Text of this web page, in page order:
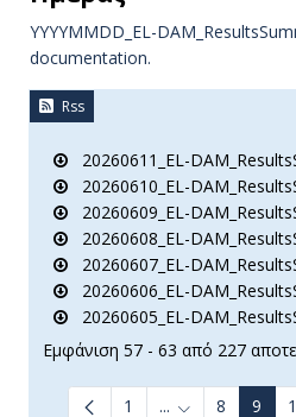
YYYYMMDD_EL-
documentation.
Rss
20260611_EL-
20260610_EL-
20260609_EL-
20260608_EL-
20260607_EL-
20260606_EL-
20260605_EL-
Εμφάνιση 57 - 63 από 227
1 ... 8 9